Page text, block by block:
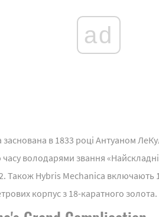
ad
в 1833 році Антуаном
володарями звання
Також Hybris Mechanica включають
корпус з 18-каратного золота.